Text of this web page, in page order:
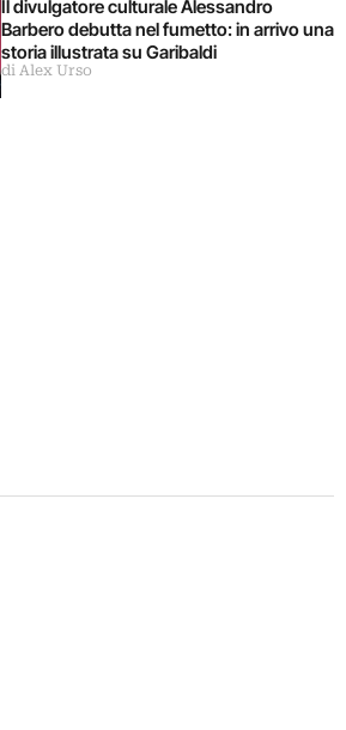
Il divulgatore culturale Alessandro
Barbero debutta nel fumetto: in arrivo una
storia illustrata su Garibaldi
di Alex Urso